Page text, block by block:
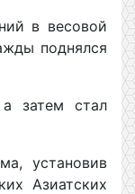
в весовой
поднялся
затем стал
установив
Азиатских